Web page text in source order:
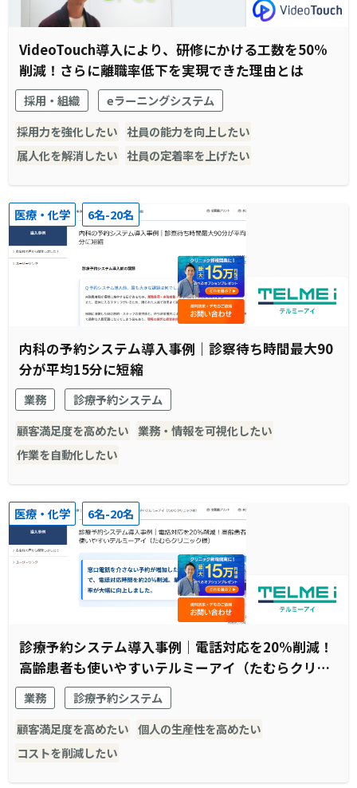
VideoTouch導入により、研修にかける工数を50%
削減！さらに離職率低下を実現できた理由とは
採用・組織
eラーニングシステム
採用力を強化したい 社員の能力を向上したい
属人化を解消したい 社員の定着率を上げたい
医療・化学 6名-20名
内科の予約システム導入事例｜診察待ち時間最大90
分が平均15分に短縮
業務
診療予約システム
顧客満足度を高めたい 業務・情報を可視化したい
作業を自動化したい
医療・化学 6名-20名
診療予約システム導入事例｜電話対応を20%削減！
高齢患者も使いやすいテルミーアイ（たむらクリニ
ック様）
業務
診療予約システム
顧客満足度を高めたい 個人の生産性を高めたい
コストを削減したい